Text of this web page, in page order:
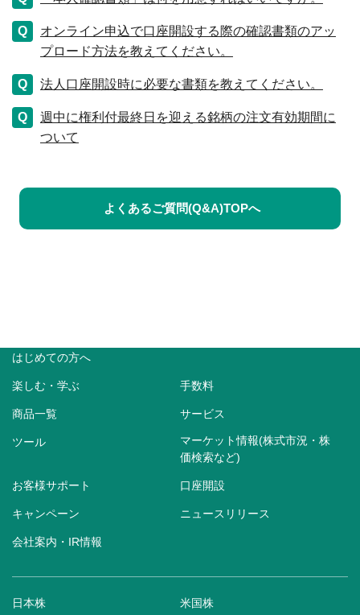
オンライン申込で口座開設する際の確認書類のアッ
プロード方法を教えてください。
法人口座開設時に必要な書類を教えてください。
週中に権利付最終日を迎える銘柄の注文有効期間に
ついて
よくあるご質問(Q&A)TOPへ
はじめての方へ
楽しむ・学ぶ 手数料
商品一覧 サービス
ツール
マーケット情報(株式市況・株
価検索など)
お客様サポート 口座開設
キャンペーン ニュースリリース
会社案内・IR情報
日本株 米国株